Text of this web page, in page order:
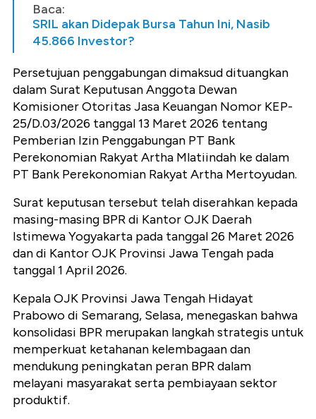
Baca:
SRIL akan Didepak Bursa Tahun Ini, Nasib
45.866 Investor?
Persetujuan penggabungan dimaksud dituangkan
dalam Surat Keputusan Anggota Dewan
Komisioner Otoritas Jasa Keuangan Nomor KEP-
25/D.03/2026 tanggal 13 Maret 2026 tentang
Pemberian Izin Penggabungan PT Bank
Perekonomian Rakyat Artha Mlatiindah ke dalam
PT Bank Perekonomian Rakyat Artha Mertoyudan.
Surat keputusan tersebut telah diserahkan kepada
masing-masing BPR di Kantor OJK Daerah
Istimewa Yogyakarta pada tanggal 26 Maret 2026
dan di Kantor OJK Provinsi Jawa Tengah pada
tanggal 1 April 2026.
Kepala OJK Provinsi Jawa Tengah Hidayat
Prabowo di Semarang, Selasa, menegaskan bahwa
konsolidasi BPR merupakan langkah strategis untuk
memperkuat ketahanan kelembagaan dan
mendukung peningkatan peran BPR dalam
melayani masyarakat serta pembiayaan sektor
produktif.